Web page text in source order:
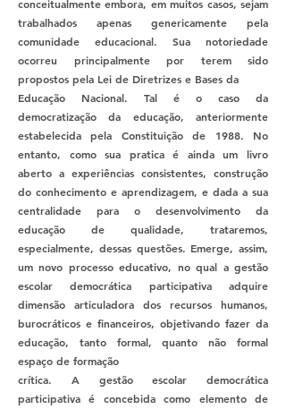
conceitualmente embora, em muitos casos, sejam
trabalhados apenas genericamente pela
comunidade educacional. Sua notoriedade
ocorreu principalmente por terem sido
propostos pela Lei de Diretrizes e Bases da
Educação Nacional. Tal é o caso da
democratização da educação, anteriormente
estabelecida pela Constituição de 1988. No
entanto, como sua pratica é ainda um livro
aberto a experiências consistentes, construção
do conhecimento e aprendizagem, e dada a sua
centralidade para o desenvolvimento da
educação de qualidade, trataremos,
especialmente, dessas questões. Emerge, assim,
um novo processo educativo, no qual a gestão
escolar democrática participativa adquire
dimensão articuladora dos recursos humanos,
burocráticos e financeiros, objetivando fazer da
educação, tanto formal, quanto não formal
espaço de formação
crítica. A gestão escolar democrática
participativa é concebida como elemento de